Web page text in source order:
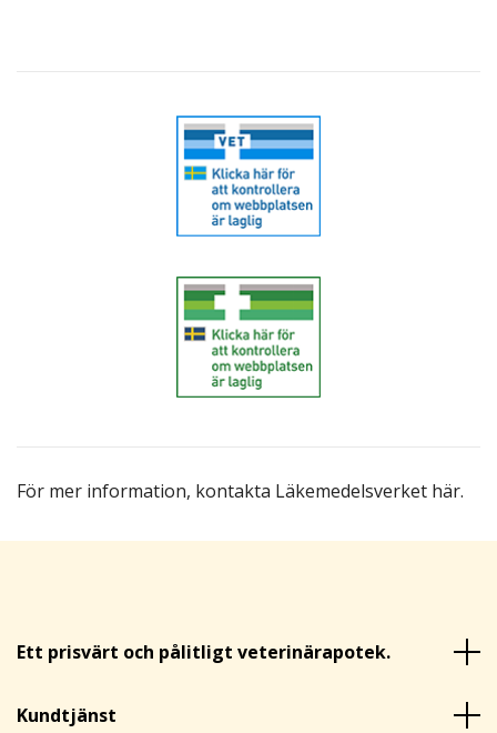
För mer information, kontakta Läkemedelsverket här.
Ett prisvärt och pålitligt veterinärapotek.
Kundtjänst